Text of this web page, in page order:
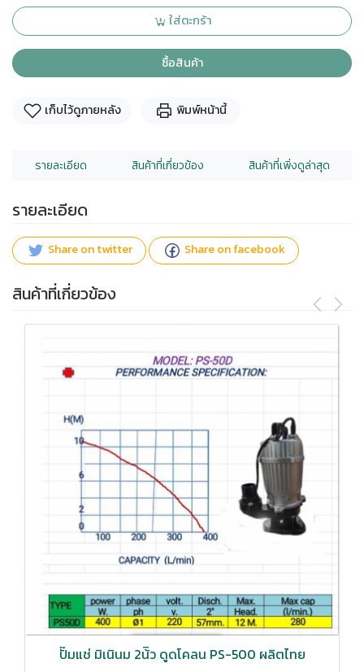
ใส่ตะกร้า
ซื้อสินค้า
เก็บไว้ดูภายหลัง พิมพ์หน้านี้
รายละเอียด สินค้าที่เกี่ยวข้อง สินค้าที่เพิ่งดูล่าสุด
รายละเอียด
Share on twitter Share on facebook
สินค้าที่เกี่ยวข้อง
ปั๊มแช่ มิเนินม 2น้ิว ดูดโคลน PS-500 ผลิตไทย